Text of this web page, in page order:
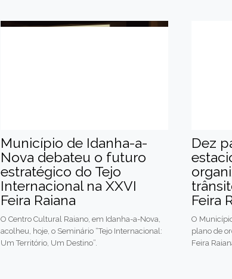
Município de Idanha-a-
Nova debateu o futuro
estratégico do Tejo
Internacional na XXVI
Feira Raiana
O Centro Cultural Raiano, em Idanha-a-Nova,
acolheu, hoje, o Seminário “Tejo Internacional:
Um Território, Um Destino”.
Dez
Feira
O
plano de
Feira